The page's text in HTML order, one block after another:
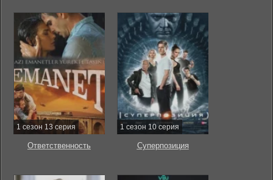
1 сезон 13 серия
Ответственность
1 сезон 10 серия
Суперпозиция